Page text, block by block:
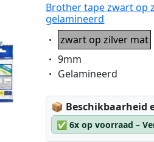
Brother tape zwart op
gelamineerd
Eigenschaft:
zwart op zilver mat
Eigenschaft:
9mm
Eigenschaft:
Gelamineerd
📦 Lagerstatus:
Beschikbaarheid
✅ 6x op voorraad –